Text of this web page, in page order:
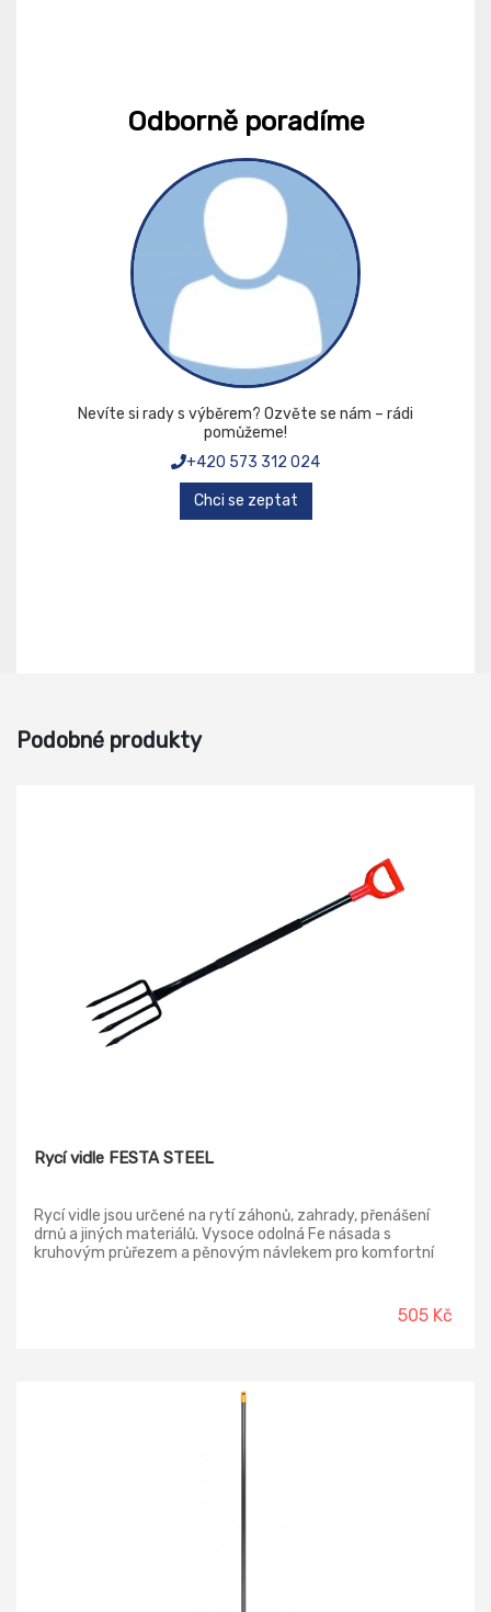
Odborně poradíme
Nevíte si rady s výběrem? Ozvěte se nám – rádi
pomůžeme!
+420 573 312 024
Chci se zeptat
Podobné produkty
Rycí vidle FESTA STEEL
Rycí vidle jsou určené na rytí záhonů, zahrady, přenášení
drnů a jiných materiálů. Vysoce odolná Fe násada s
kruhovým průřezem a pěnovým návlekem pro komfortní
trvanlivost a odolnost. Rozměr pracovní části 18 x 28 cm.
505 Kč